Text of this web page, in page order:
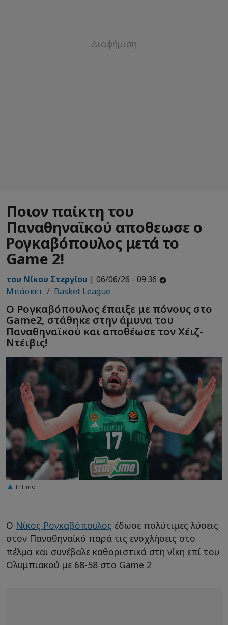
Ποιον παίκτη του
Παναθηναϊκού αποθεωσε ο
Ρογκαβόπουλος μετά το
Game 2!
του Νίκου Στεργίου | 06/06/26 - 09:36
Μπάσκετ
Basket League
Ο Ρογκαβόπουλος έπαιξε με πόνους στο
Game2, στάθηκε στην άμυνα του
Παναθηναϊκού και αποθέωσε τον Χέιζ-
Ντέιβις!
InTime
Ο Νίκος Ρογκαβόπουλος έδωσε πολύτιμες λύσεις
στον Παναθηναϊκό παρά τις ενοχλήσεις στο
πέλμα και συνέβαλε καθοριστικά στη νίκη επί του
Ολυμπιακού με 68-58 στο Game 2